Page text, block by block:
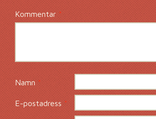
Kommentar*
Namn*
E-postadress*